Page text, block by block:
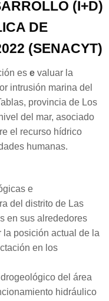
(I+D)
DE
(SENACYT)
es e valuar la
intrusión marina del
provincia de Los
del mar, asociado
el recurso hídrico
humanas.
e
del distrito de Las
en sus alrededores
la posición actual de la
en los
del área
hidráulico